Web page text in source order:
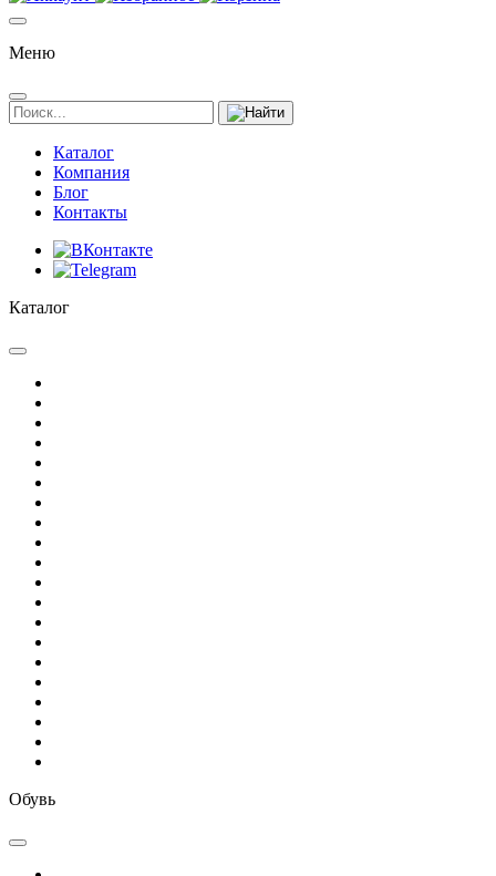
Меню
Каталог
Компания
Блог
Контакты
Каталог
Обувь